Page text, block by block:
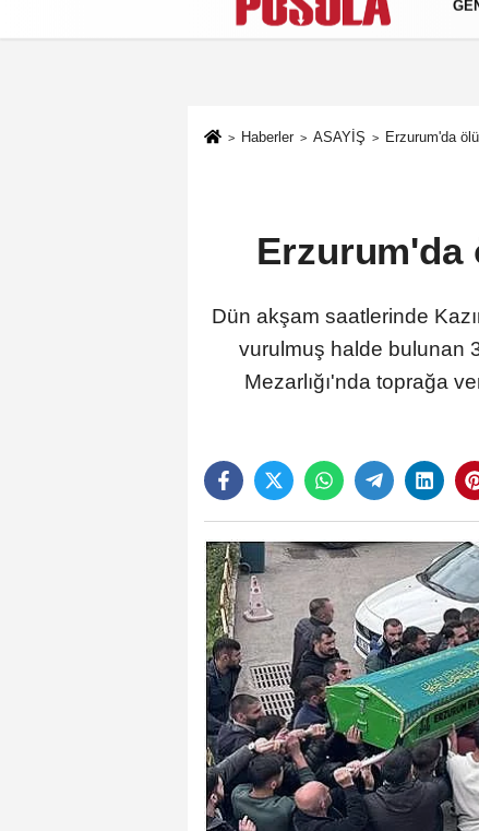
Künye İletişim Gizlilik Politikası
Haberler ASAYİŞ Erzurum'da
Dün akşam saatlerinde
vurulmuş halde bulunan
Mezarlığı'nda toprağa